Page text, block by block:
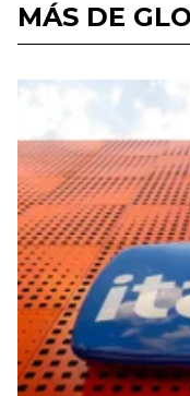
MÁS DE